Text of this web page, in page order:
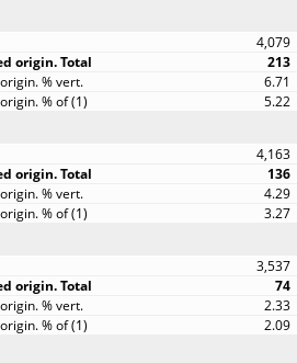
4,079
213
6.71
5.22
4,163
136
4.29
3.27
3,537
74
2.33
2.09